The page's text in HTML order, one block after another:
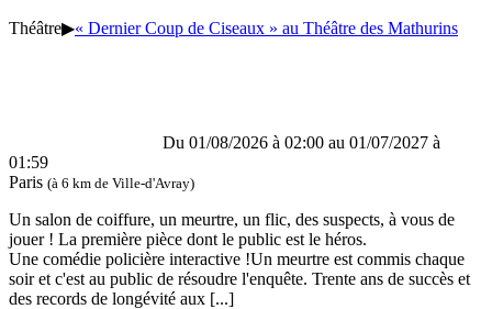
Théâtre▶« Dernier Coup de Ciseaux » au Théâtre des Mathurins
Du 01/08/2026 à 02:00 au 01/07/2027 à
01:59
Paris (à 6 km de Ville-d'Avray)
Un salon de coiffure, un meurtre, un flic, des suspects, à vous de
jouer ! La première pièce dont le public est le héros.
Une comédie policière interactive !Un meurtre est commis chaque
soir et c'est au public de résoudre l'enquête. Trente ans de succès et
des records de longévité aux [...]